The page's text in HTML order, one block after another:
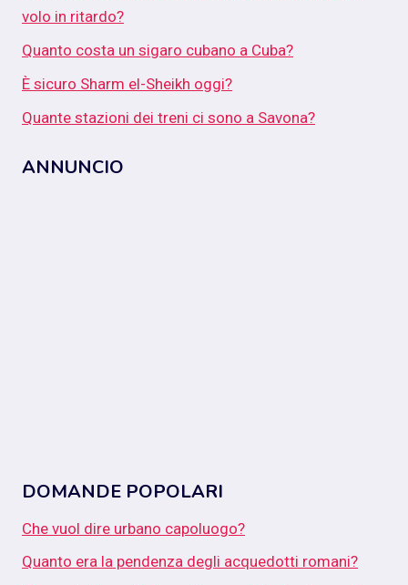
volo in ritardo?
Quanto costa un sigaro cubano a Cuba?
È sicuro Sharm el-Sheikh oggi?
Quante stazioni dei treni ci sono a Savona?
ANNUNCIO
DOMANDE POPOLARI
Che vuol dire urbano capoluogo?
Quanto era la pendenza degli acquedotti romani?